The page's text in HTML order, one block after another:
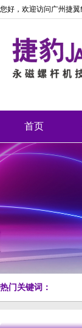
您好，欢迎访问广州捷翼
首页
热门关键词：